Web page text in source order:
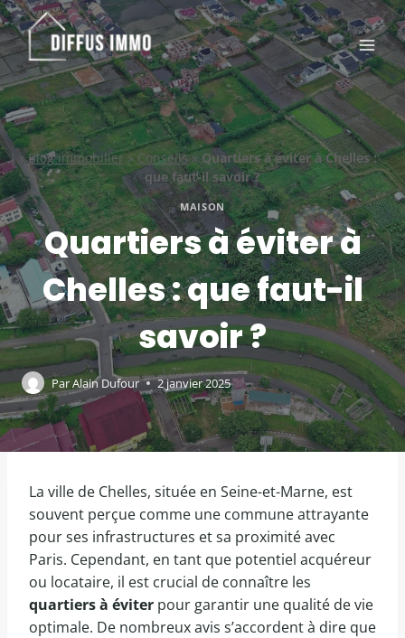
Aller
au
contenu
Blog immobilier» Conseils»Quartiers à éviter à Chelles :
que faut-il savoir ?
MAISON
Quartiers à éviter à
Chelles : que faut-il
savoir ?
ParAlain Dufour 2 janvier 2025
La ville de Chelles, située en Seine-et-Marne, est
souvent perçue comme une commune attrayante
pour ses infrastructures et sa proximité avec
Paris. Cependant, en tant que potentiel acquéreur
ou locataire, il est crucial de connaître les
quartiers à éviter pour garantir une qualité de vie
optimale. De nombreux avis s’accordent à dire que